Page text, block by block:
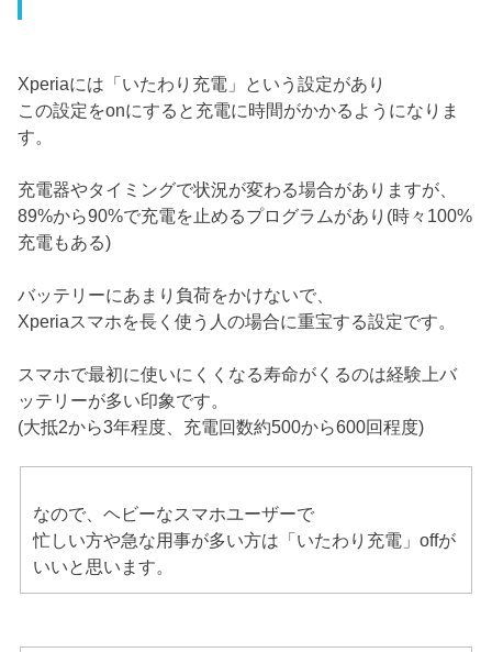
Xperiaには「いたわり充電」という設定があり
この設定をonにすると充電に時間がかかるようになりま
す。
充電器やタイミングで状況が変わる場合がありますが、
89%から90%で充電を止めるプログラムがあり(時々100%
充電もある)
バッテリーにあまり負荷をかけないで、
Xperiaスマホを長く使う人の場合に重宝する設定です。
スマホで最初に使いにくくなる寿命がくるのは経験上バ
ッテリーが多い印象です。
(大抵2から3年程度、充電回数約500から600回程度)
なので、ヘビーなスマホユーザーで
忙しい方や急な用事が多い方は「いたわり充電」offが
いいと思います。